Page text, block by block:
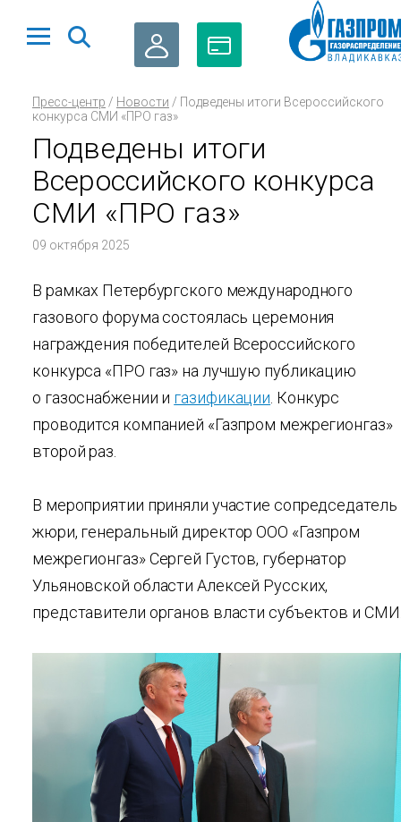
Пресс-центр / Новости / Подведены итоги Всероссийского
конкурса СМИ «ПРО газ»
Подведены итоги
Всероссийского конкурса
СМИ «ПРО газ»
09 октября 2025
В рамках Петербургского международного
газового форума состоялась церемония
награждения победителей Всероссийского
конкурса «ПРО газ» на лучшую публикацию
о газоснабжении и газификации . Конкурс
проводится компанией «Газпром межрегионгаз»
второй раз.
В мероприятии приняли участие сопредседатель
жюри, генеральный директор ООО «Газпром
межрегионгаз» Сергей Густов, губернатор
Ульяновской области Алексей Русских,
представители органов власти субъектов и